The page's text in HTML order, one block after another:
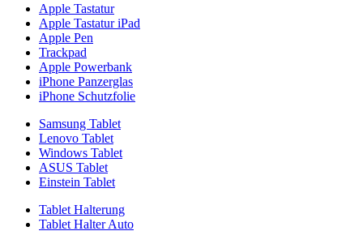
Apple Tastatur
Apple Tastatur iPad
Apple Pen
Trackpad
Apple Powerbank
iPhone Panzerglas
iPhone Schutzfolie
Samsung Tablet
Lenovo Tablet
Windows Tablet
ASUS Tablet
Einstein Tablet
Tablet Halterung
Tablet Halter Auto